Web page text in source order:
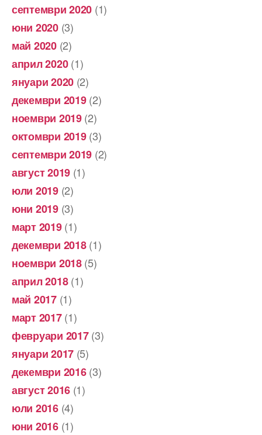
септември 2020 (1)
юни 2020(3)
май 2020(2)
април 2020(1)
януари 2020 (2)
декември 2019(2)
ноември 2019(2)
октомври 2019(3)
септември 2019 (2)
август 2019 (1)
юли 2019(2)
юни 2019(3)
март 2019(1)
декември 2018(1)
ноември 2018(5)
април 2018(1)
май 2017(1)
март 2017(1)
февруари 2017(3)
януари 2017 (5)
декември 2016(3)
август 2016 (1)
юли 2016(4)
юни 2016(1)